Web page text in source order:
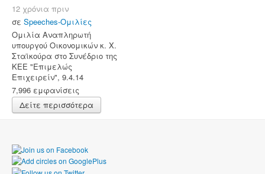
12 χρόνια πριν
σε Speeches-Ομιλίες
Ομιλία Αναπληρωτή
υπουργού Οικονομικών κ. Χ.
Σταϊκούρα στο Συνέδριο της
ΚΕΕ "Επιμελώς
Επιχειρείν", 9.4.14
7,996 εμφανίσεις
Δείτε περισσότερα